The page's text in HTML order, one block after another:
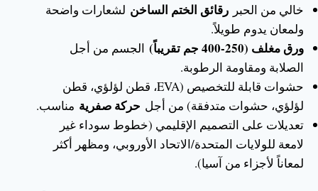
خالي من الحبر رقائق الختم الساخن لشعارات واضحة
ولمعان يدوم طويلاً.
ورق مغلف (250-400 جم تقريباً)
الجسم من أجل
الصلابة ومقاومة الرطوبة.
حشوات قابلة للتخصيص (EVA، قطن لؤلؤي، قطن
لؤلؤي، حشوات متدفقة) من أجل حركة صفرية مناسب.
تعديلات على التصميم الإقليمي (خطوط سوداء غير
لامعة للولايات المتحدة/الاتحاد الأوروبي، ومظهر أكثر
لمعاناً لأجزاء من آسيا).